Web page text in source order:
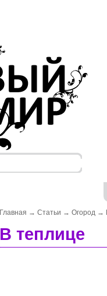
Главная → Статьи → Огород →
В теплице